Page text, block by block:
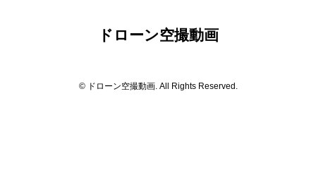
ドローン空撮動画
© ドローン空撮動画. All Rights Reserved.